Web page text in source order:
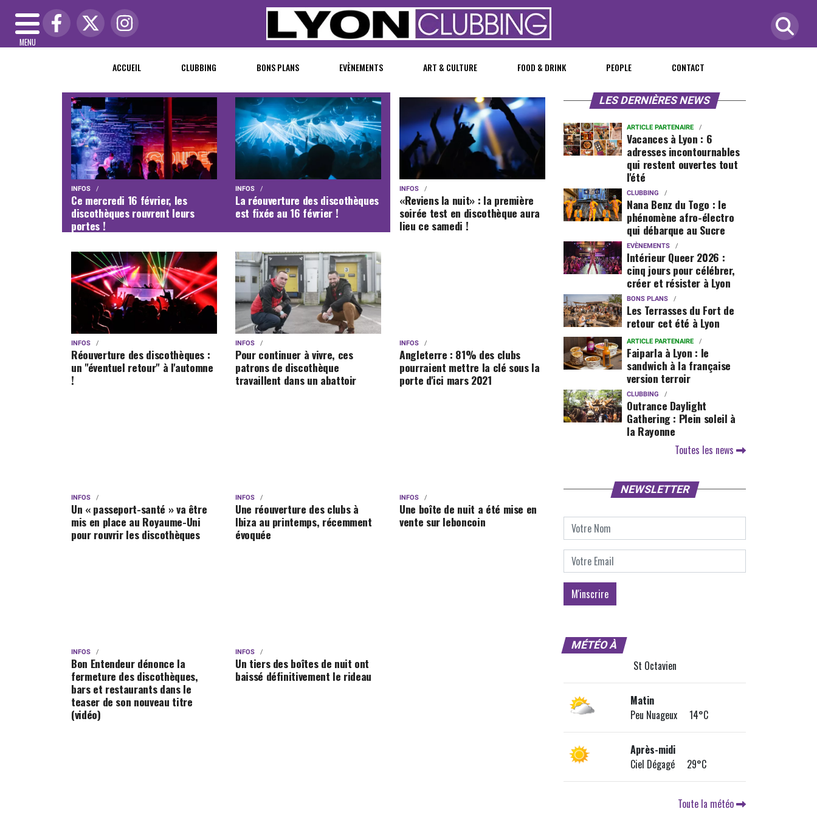
MENU
ACCUEIL CLUBBING BONS PLANS EVÈNEMENTS ART & CULTURE FOOD & DRINK PEOPLE CONTACT
INFOS
Ce mercredi 16 février, les
discothèques rouvrent leurs
portes !
INFOS
La réouverture des discothèques
est fixée au 16 février !
INFOS
«Reviens la nuit» : la première
soirée test en discothèque aura
lieu ce samedi !
INFOS
Réouverture des discothèques :
un "éventuel retour" à l'automne
!
INFOS
Pour continuer à vivre, ces
patrons de discothèque
travaillent dans un abattoir
INFOS
Angleterre : 81% des clubs
pourraient mettre la clé sous la
porte d'ici mars 2021
INFOS
Un « passeport-santé » va être
mis en place au Royaume-Uni
pour rouvrir les discothèques
INFOS
Une réouverture des clubs à
Ibiza au printemps, récemment
évoquée
INFOS
Une boîte de nuit a été mise en
vente sur leboncoin
INFOS
Bon Entendeur dénonce la
fermeture des discothèques,
bars et restaurants dans le
teaser de son nouveau titre
(vidéo)
INFOS
Un tiers des boîtes de nuit ont
baissé définitivement le rideau
LES DERNIÈRES NEWS
ARTICLE PARTENAIRE
Vacances à Lyon : 6
adresses incontournables
qui restent ouvertes tout
l'été
CLUBBING
Nana Benz du Togo : le
phénomène afro-électro
qui débarque au Sucre
EVÈNEMENTS
Intérieur Queer 2026 :
cinq jours pour célébrer,
créer et résister à Lyon
BONS PLANS
Les Terrasses du Fort de
retour cet été à Lyon
ARTICLE PARTENAIRE
Faiparla à Lyon : le
sandwich à la française
version terroir
CLUBBING
Outrance Daylight
Gathering : Plein soleil à
la Rayonne
Toutes les news
NEWSLETTER
MÉTÉO À
St Octavien
Matin
Peu Nuageux 14°C
Après-midi
Ciel Dégagé 29°C
Toute la météo